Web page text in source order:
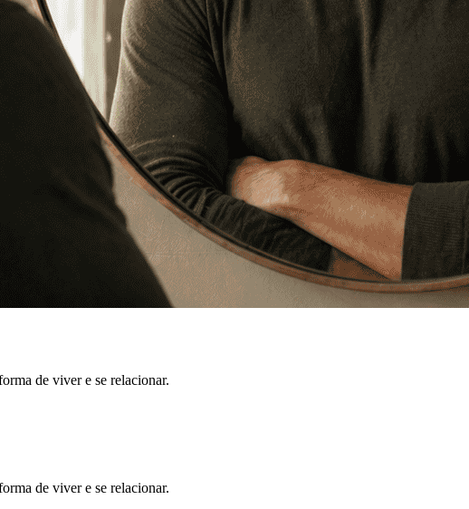
de viver e se relacionar.
de viver e se relacionar.